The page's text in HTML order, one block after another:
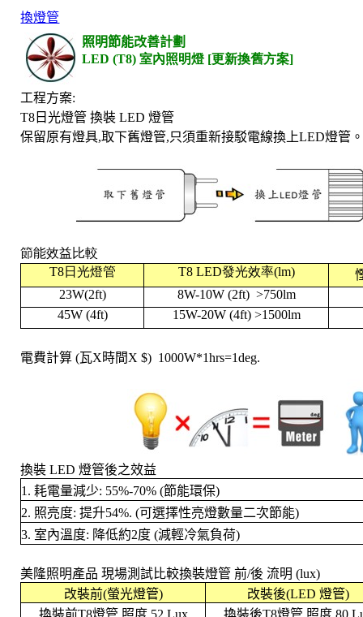
換燈管
照明節能改善計劃
LED (T8) 室內照明燈 [更新換舊方案]
工程方案:
T8 日光燈管 換裝 LED 燈管
保留原有燈具,取下舊燈管,只須重新接駁電線換上LED燈管
節能效益比較
T8日光燈管 T8 LED發光效率(lm)
23W(2ft)
8W-10W (2ft) >750lm
45W (4ft)
15W-20W (4ft) >1500lm
電費計算 (瓦X時間X $) 1000W*1hrs=1deg.
換裝 LED 燈管後之效益
1.耗電量減少: 55%-70% (節能環保)
2. 照亮度: 提升54%. (可選擇性亮燈數量二次節能)
3. 室內溫度: 降低約2度 (減輕冷氣負荷)
美隆照明產品 現場測試比較換裝燈管 前/後 流明 (lux)
改裝前(螢光燈管)
改裝後(LED 燈管)
換裝前T8燈管 照度 52 Lux
換裝後T8燈管 照度 80